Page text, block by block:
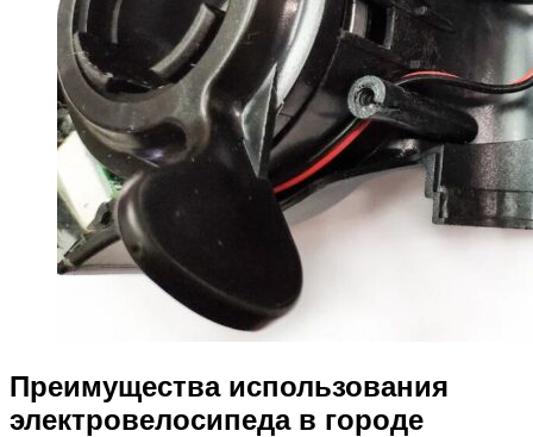
Преимущества использования
электровелосипеда в городе